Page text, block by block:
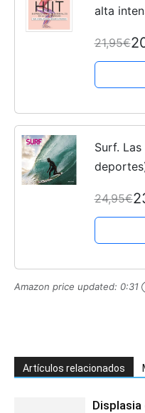
alta
21,95€
Surf.
24,95€
Amazon price updated: 0:31
Artículos relacionados